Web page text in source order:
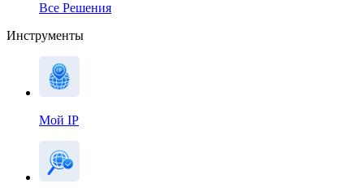
Все Решения
Инструменты
Мой IP